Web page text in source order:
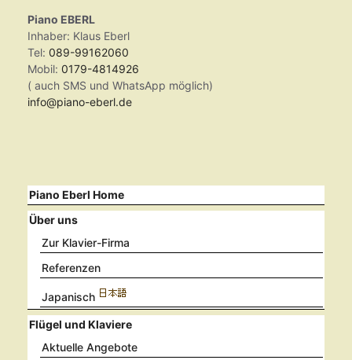
Piano EBERL
Inhaber: Klaus Eberl
Tel: 089-99162060
Mobil: 0179-4814926
( auch SMS und WhatsApp möglich)
info@piano-eberl.de
Piano Eberl Home
Über uns
Zur Klavier-Firma
Referenzen
Japanisch
Flügel und Klaviere
Aktuelle Angebote